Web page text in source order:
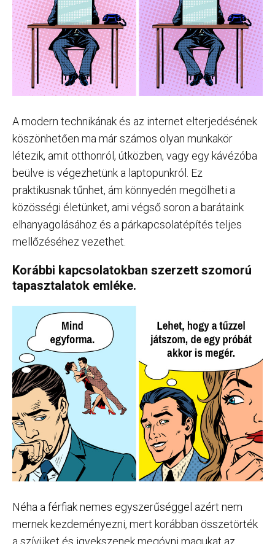
A modern technikának és az internet elterjedésének
köszönhetően ma már számos olyan munkakör
létezik, amit otthonról, útközben, vagy egy kávézóba
beülve is végezhetünk a laptopunkról. Ez
praktikusnak tűnhet, ám könnyedén megölheti a
közösségi életünket, ami végső soron a barátaink
elhanyagolásához és a párkapcsolatépítés teljes
mellőzéséhez vezethet.
Korábbi kapcsolatokban szerzett szomorú
tapasztalatok emléke.
Néha a férfiak nemes egyszerűséggel azért nem
mernek kezdeményezni, mert korábban összetörték
a szívüket és igyekszenek megóvni magukat az